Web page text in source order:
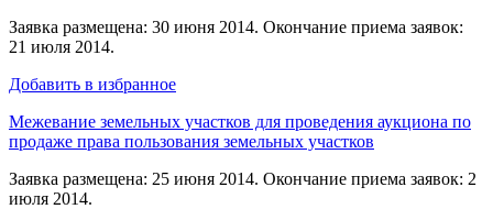
Заявка размещена: 30 июня 2014. Окончание приема заявок:
21 июля 2014.
Добавить в избранное
Межевание земельных участков для проведения аукциона по
продаже права пользования земельных участков
Заявка размещена: 25 июня 2014. Окончание приема заявок: 2
июля 2014.